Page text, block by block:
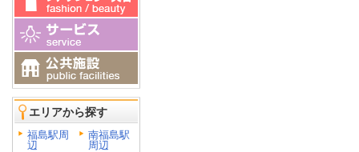
エリアから探す
福島駅周
辺
南福島駅
周辺